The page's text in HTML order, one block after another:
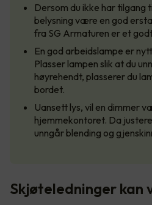
Dersom du ikke har tilgang
belysning være en god
fra SG Armaturen er et
En god arbeidslampe er
Plasser lampen slik at du
høyrehendt, plasserer du
bordet.
Uansett lys, vil en dimmer
hjemmekontoret. Da
unngår blending og
Skjøteledninger